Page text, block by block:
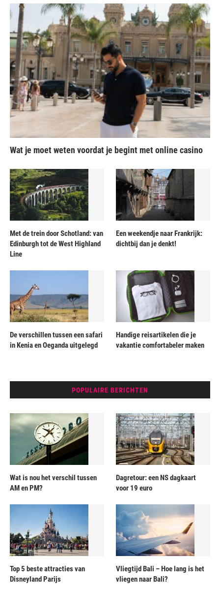
Wat je moet weten voordat je begint met online casino
Met de trein door Schotland: van
Edinburgh tot de West Highland
Line
Een weekendje naar Frankrijk:
dichtbij dan je denkt!
De verschillen tussen een safari
in Kenia en Oeganda uitgelegd
Handige reisartikelen die je
vakantie comfortabeler maken
POPULAIRE BERICHTEN
Wat is nou het verschil tussen
AM en PM?
Dagretour: een NS dagkaart
voor 19 euro
Top 5 beste attracties van
Disneyland Parijs
Vliegtijd Bali – Hoe lang is het
vliegen naar Bali?